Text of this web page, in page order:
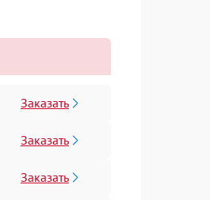
Заказать
Заказать
Заказать